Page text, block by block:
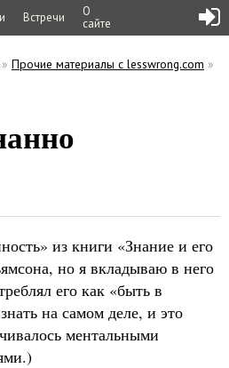
Встречи
О
сайте
» Прочие материалы с lesswrong.com »
из книги «Знание и его
но я вкладываю в него
его как «быть в
на самом деле, и это
ментальными